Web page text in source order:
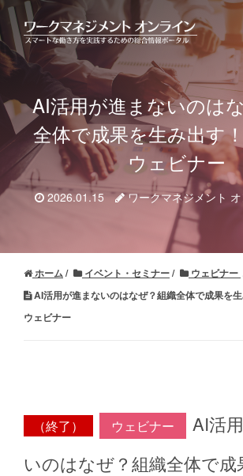
AI活用が進まないのは
全体で成果を生み出す！
ウェビナー
2026.01.15 ワークマネジメント
ホーム イベント・セミナー
ウェビナー
AI活用が進まないのはなぜ？組織全体で成果を
ウェビナー
（終了） ウェビナー
AI活
いのはなぜ？組織全体で成